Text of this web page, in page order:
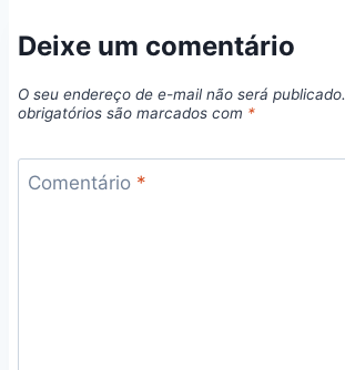
Deixe um comentário
O seu endereço de e-mail não será publicado.
obrigatórios são marcados com *
Comentário *